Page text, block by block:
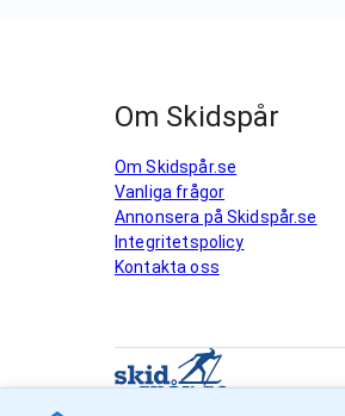
Om Skidspår
Om Skidspår.se
Vanliga frågor
Annonsera på Skidspår.se
Integritetspolicy
Kontakta oss